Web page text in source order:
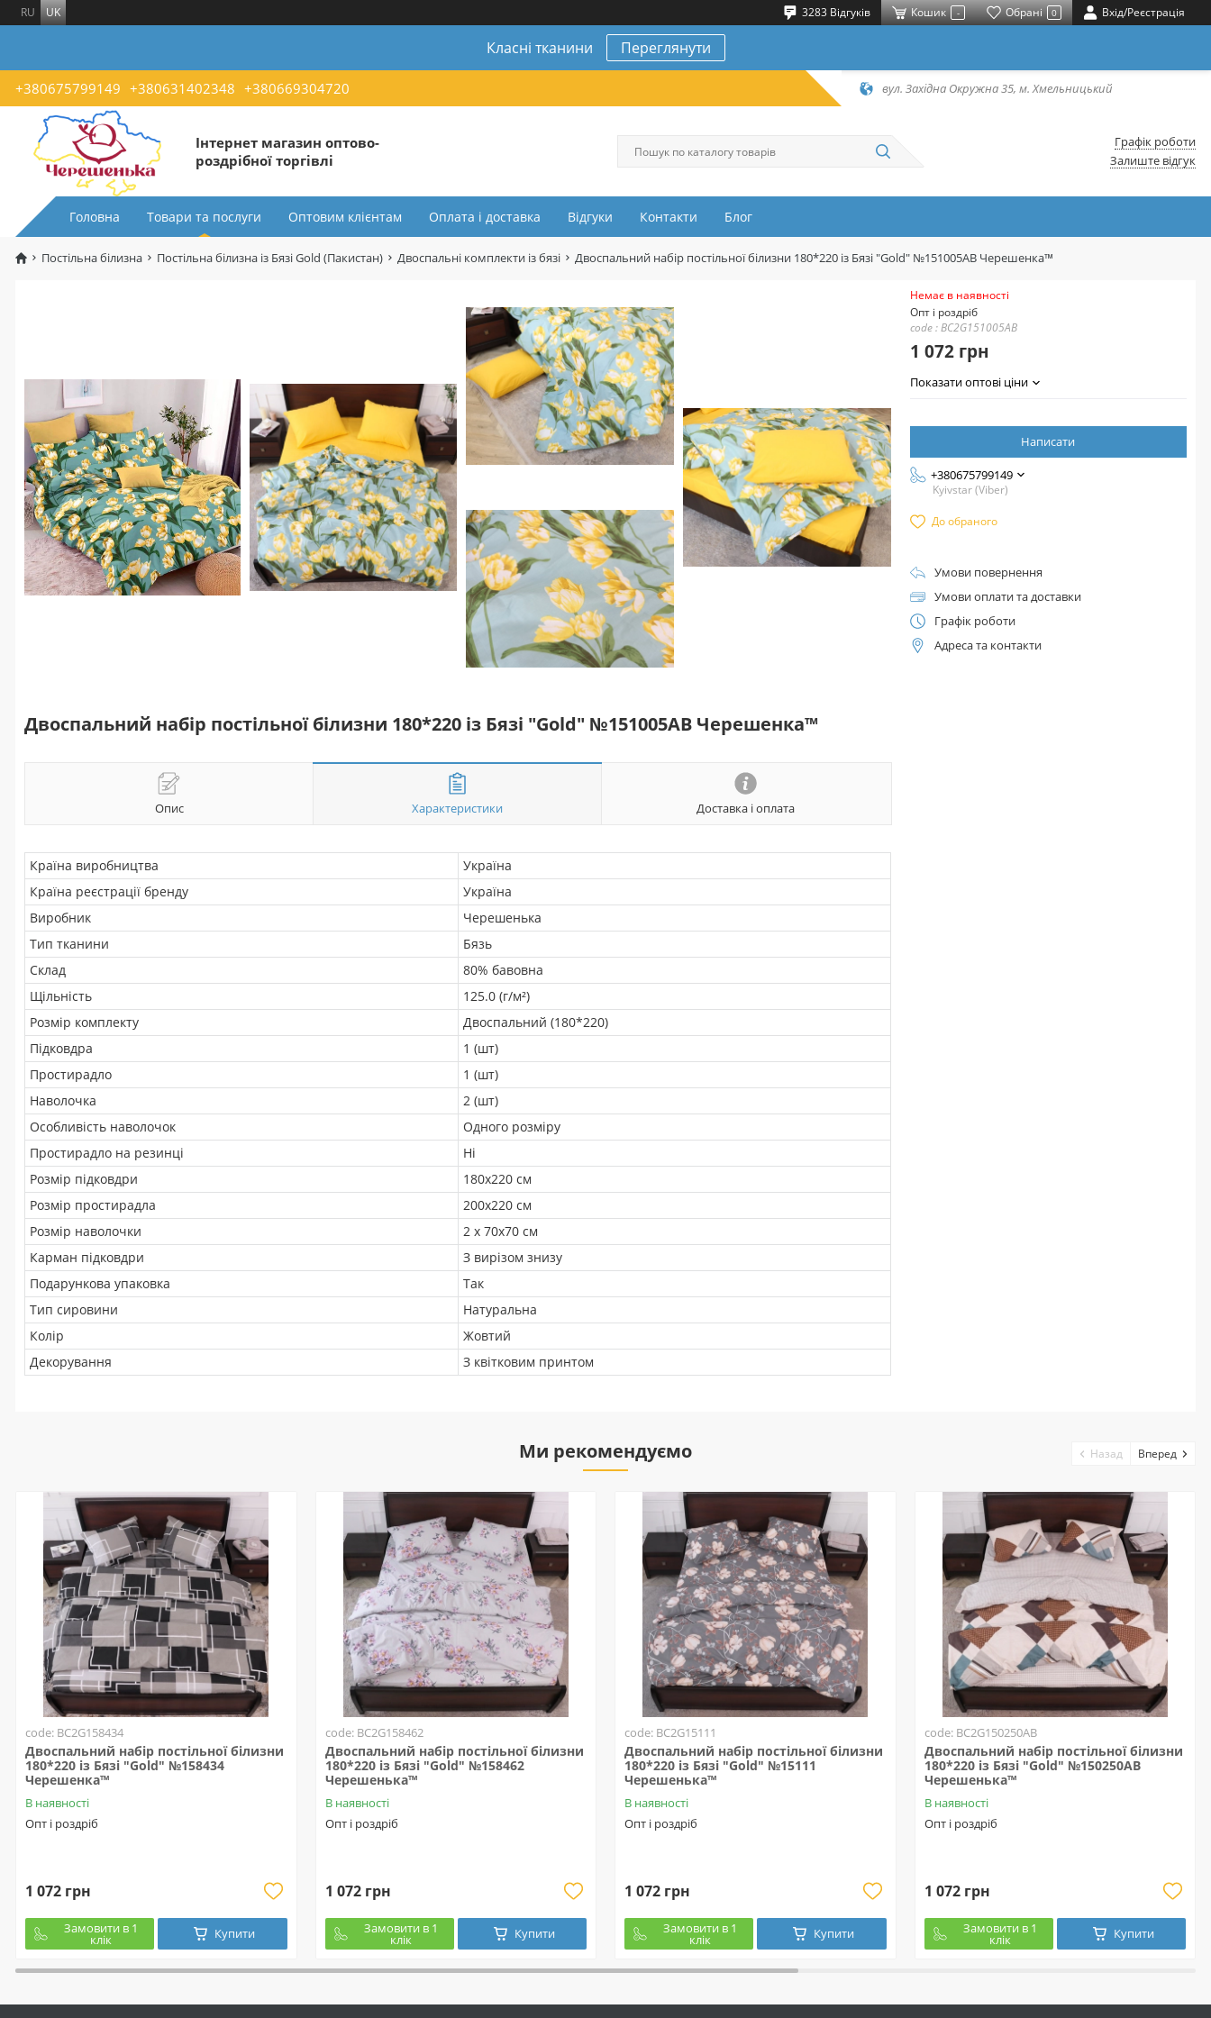
RU UK 3283 Відгуків Кошик - Обрані 0 Вхід/Реєстрація
Класні тканини Переглянути
+380675799149 +380631402348 +380669304720 вул. Західна Окружна 35, м. Хмельницький
Інтернет магазин оптово-
роздрібної торгівлі
Графік роботи
Залиште відгук
Головна Товари та послуги Оптовим клієнтам Оплата і доставка Відгуки Контакти Блог
Постільна білизна Постільна білизна із Бязі Gold (Пакистан) Двоспальні комплекти із бязі Двоспальний набір постільної білизни 180*220 із Бязі "Gold" №151005AB Черешенка™
Двоспальний набір постільної білизни 180*220 із Бязі "Gold" №151005AB Черешенка™
Опис Характеристики Доставка і оплата
Країна виробництва
Україна
Країна реєстрації бренду
Україна
Виробник
Черешенька
Тип тканини
Бязь
Склад
80% бавовна
Щільність
125.0 (г/м²)
Розмір комплекту
Двоспальний (180*220)
Підковдра
1 (шт)
Простирадло
1 (шт)
Наволочка
2 (шт)
Особливість наволочок
Одного розміру
Простирадло на резинці
Ні
Розмір підковдри
180х220 см
Розмір простирадла
200х220 см
Розмір наволочки
2 х 70х70 см
Карман підковдри
З вирізом знизу
Подарункова упаковка
Так
Тип сировини
Натуральна
Колір
Жовтий
Декорування
З квітковим принтом
Немає в наявності
Опт і роздріб
code : BC2G151005AB
1 072 грн
Показати оптові ціни
Написати
+380675799149
Kyivstar (Viber)
До обраного
Умови повернення
Умови оплати та доставки
Графік роботи
Адреса та контакти
Ми рекомендуємо
code: BC2G158434
Двоспальний набір постільної білизни
180*220 із Бязі "Gold" №158434
Черешенка™
В наявності
Опт і роздріб
1 072 грн
Замовити в 1
клік Купити
code: BC2G158462
Двоспальний набір постільної білизни
180*220 із Бязі "Gold" №158462
Черешенька™
В наявності
Опт і роздріб
1 072 грн
Замовити в 1
клік Купити
code: BC2G15111
Двоспальний набір постільної білизни
180*220 із Бязі "Gold" №15111
Черешенька™
В наявності
Опт і роздріб
1 072 грн
Замовити в 1
клік Купити
code: BC2G150250АВ
Двоспальний набір постільної білизни
180*220 із Бязі "Gold" №150250АВ
Черешенька™
В наявності
Опт і роздріб
1 072 грн
Замовити в 1
клік Купити
Назад Вперед